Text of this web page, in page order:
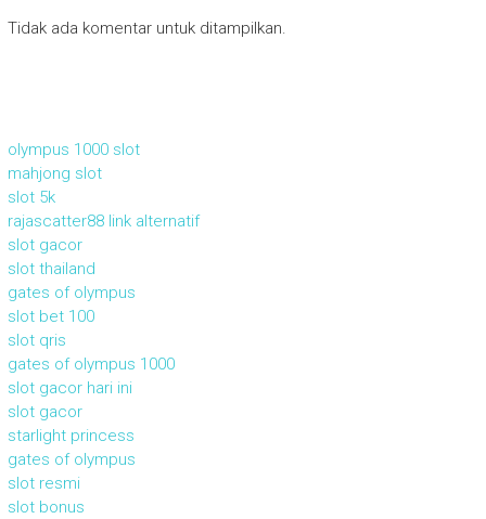
Tidak ada komentar untuk ditampilkan.
olympus 1000 slot
mahjong slot
slot 5k
rajascatter88 link alternatif
slot gacor
slot thailand
gates of olympus
slot bet 100
slot qris
gates of olympus 1000
slot gacor hari ini
slot gacor
starlight princess
gates of olympus
slot resmi
slot bonus